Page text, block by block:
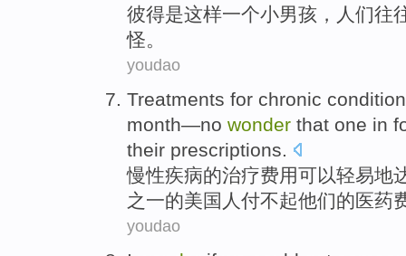
彼得是这样一个小男孩 ， 人们往
怪。
youdao
Treatments for chronic
month—no wonder that one in
their prescriptions.
慢性疾病的治疗费用可以轻易地
之一的美国人 付不起他们的医药
youdao